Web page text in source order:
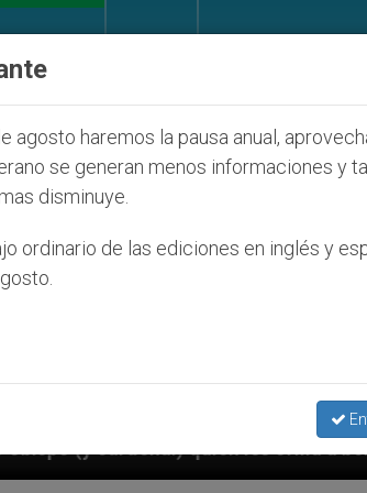
les orilla a bendecir parejas del
agosto haremos la pausa anual,
se generan menos informaciones y
disminuye.
ordinario de las ediciones en inglés y